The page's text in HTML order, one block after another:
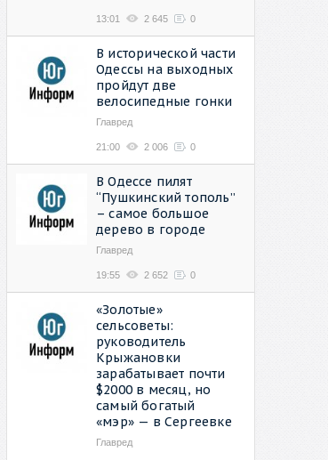
13:01 2 645 0
В исторической части
Одессы на выходных
пройдут две
велосипедные гонки
Главред
21:00 2 006 0
В Одессе пилят
“Пушкинский тополь”
– самое большое
дерево в городе
Главред
19:55 2 652 0
«Золотые»
сельсоветы:
руководитель
Крыжановки
зарабатывает почти
$2000 в месяц, но
самый богатый
«мэр» — в Сергеевке
Главред